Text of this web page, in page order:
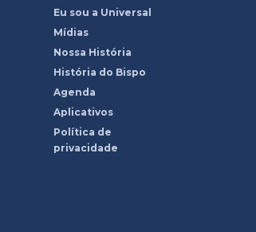
Eu sou a Universal
Mídias
Nossa História
História do Bispo
Agenda
Aplicativos
Política de
privacidade